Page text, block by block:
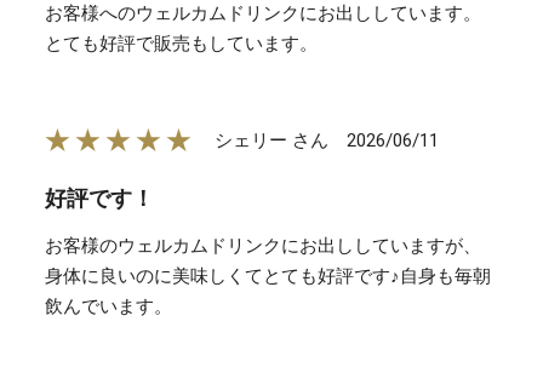
お客様へのウェルカムドリンクにお出ししています。
とても好評で販売もしています。
★★★★★ シェリー さん 2026/06/11
好評です！
お客様のウェルカムドリンクにお出ししていますが、
身体に良いのに美味しくてとても好評です♪自身も毎朝
飲んでいます。